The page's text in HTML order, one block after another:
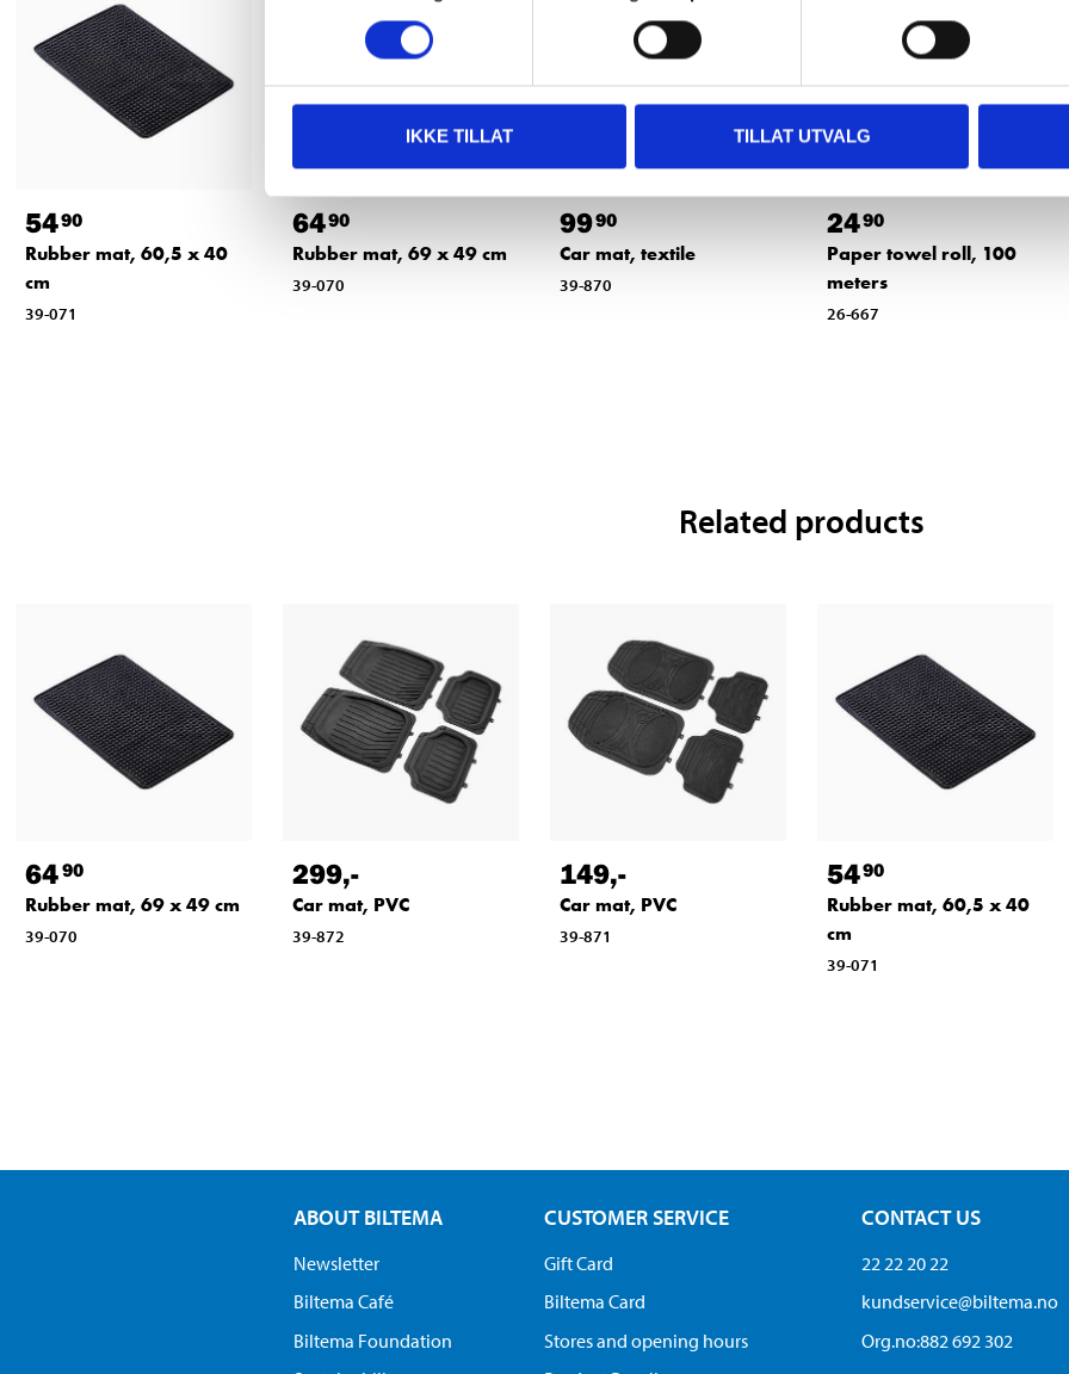
IKKE TILLAT TILLAT UTVALG
5490
Rubber mat, 60,5 x 40
cm
39-071
6490
Rubber mat, 69 x 49 cm
39-070
9990
Car mat, textile
39-870
2490
Paper towel roll, 100
meters
26-667
Related products
6490
Rubber mat, 69 x 49 cm
39-070
299,-
Car mat, PVC
39-872
149,-
Car mat, PVC
39-871
5490
Rubber mat, 60,5 x 40
cm
39-071
ABOUT BILTEMA
Newsletter
Biltema Café
Biltema Foundation
CUSTOMER SERVICE
Gift Card
Biltema Card
Stores and opening hours
CONTACT US
22 22 20 22
kundservice@biltema.no
Org.no:882 692 302